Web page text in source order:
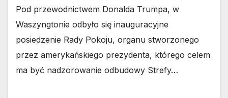
Pod przewodnictwem Donalda Trumpa, w
Waszyngtonie odbyło się inauguracyjne
posiedzenie Rady Pokoju, organu stworzonego
przez amerykańskiego prezydenta, którego celem
ma być nadzorowanie odbudowy Strefy…